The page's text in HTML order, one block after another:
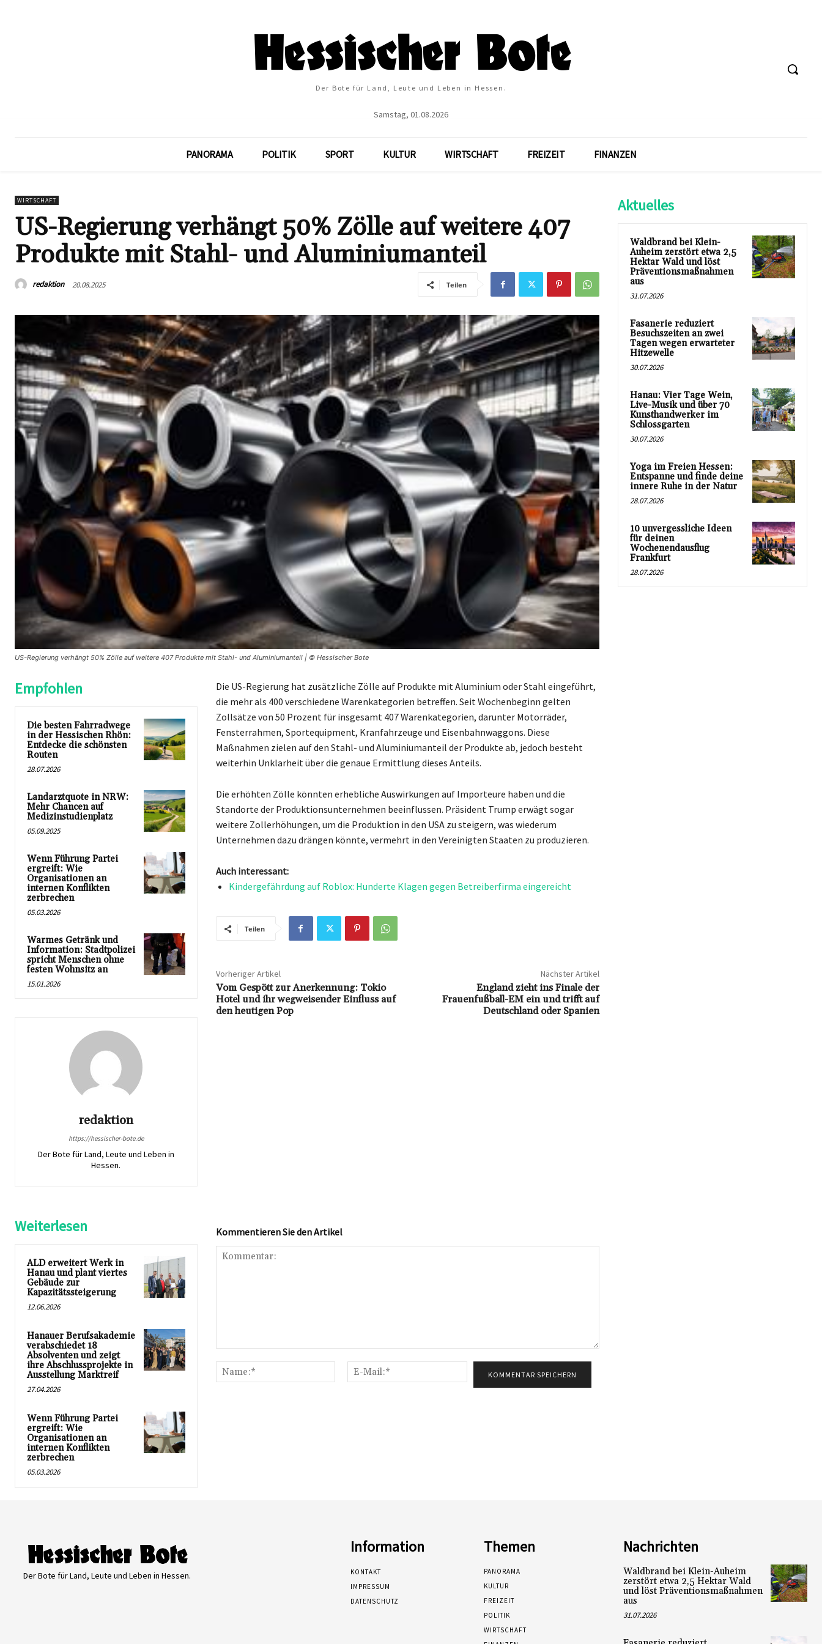
Der Bote für Land, Leute und Leben in Hessen.
Samstag, 01.08.2026
PANORAMA POLITIK SPORT KULTUR WIRTSCHAFT FREIZEIT FINANZEN
WIRTSCHAFT
US-Regierung verhängt 50% Zölle auf weitere 407
Produkte mit Stahl- und Aluminiumanteil
redaktion 20.08.2025 Teilen
US-Regierung verhängt 50% Zölle auf weitere 407 Produkte mit Stahl- und Aluminiumanteil | © Hessischer Bote
Empfohlen
Die besten Fahrradwege
in der Hessischen Rhön:
Entdecke die schönsten
Routen
28.07.2026
Landarztquote in NRW:
Mehr Chancen auf
Medizinstudienplatz
05.09.2025
Wenn Führung Partei
ergreift: Wie
Organisationen an
internen Konflikten
zerbrechen
05.03.2026
Warmes Getränk und
Information: Stadtpolizei
spricht Menschen ohne
festen Wohnsitz an
15.01.2026
redaktion
https://hessischer-bote.de
Der Bote für Land, Leute und Leben in
Hessen.
Die US-Regierung hat zusätzliche Zölle auf Produkte mit Aluminium oder Stahl eingeführt,
die mehr als 400 verschiedene Warenkategorien betreffen. Seit Wochenbeginn gelten
Zollsätze von 50 Prozent für insgesamt 407 Warenkategorien, darunter Motorräder,
Fensterrahmen, Sportequipment, Kranfahrzeuge und Eisenbahnwaggons. Diese
Maßnahmen zielen auf den Stahl- und Aluminiumanteil der Produkte ab, jedoch besteht
weiterhin Unklarheit über die genaue Ermittlung dieses Anteils.
Die erhöhten Zölle könnten erhebliche Auswirkungen auf Importeure haben und die
Standorte der Produktionsunternehmen beeinflussen. Präsident Trump erwägt sogar
weitere Zollerhöhungen, um die Produktion in den USA zu steigern, was wiederum
Unternehmen dazu drängen könnte, vermehrt in den Vereinigten Staaten zu produzieren.
Auch interessant:
Kindergefährdung auf Roblox: Hunderte Klagen gegen Betreiberfirma eingereicht
Teilen
Vorheriger Artikel
Vom Gespött zur Anerkennung: Tokio
Hotel und ihr wegweisender Einfluss auf
den heutigen Pop
Nächster Artikel
England zieht ins Finale der
Frauenfußball-EM ein und trifft auf
Deutschland oder Spanien
Weiterlesen
ALD erweitert Werk in
Hanau und plant viertes
Gebäude zur
Kapazitätssteigerung
12.06.2026
Hanauer Berufsakademie
verabschiedet 18
Absolventen und zeigt
ihre Abschlussprojekte in
Ausstellung Marktreif
27.04.2026
Wenn Führung Partei
ergreift: Wie
Organisationen an
internen Konflikten
zerbrechen
05.03.2026
Kommentieren Sie den Artikel
Name:*
Mail:*
Aktuelles
Waldbrand bei Klein-
Auheim zerstört etwa 2,5
Hektar Wald und löst
Präventionsmaßnahmen
aus
31.07.2026
Fasanerie reduziert
Besuchszeiten an zwei
Tagen wegen erwarteter
Hitzewelle
30.07.2026
Hanau: Vier Tage Wein,
Live-Musik und über 70
Kunsthandwerker im
Schlossgarten
30.07.2026
Yoga im Freien Hessen:
Entspanne und finde deine
innere Ruhe in der Natur
28.07.2026
10 unvergessliche Ideen
für deinen
Wochenendausflug
Frankfurt
28.07.2026
Der Bote für Land, Leute und Leben in Hessen.
Information
KONTAKT
IMPRESSUM
DATENSCHUTZ
Themen
PANORAMA
KULTUR
FREIZEIT
POLITIK
WIRTSCHAFT
Nachrichten
Waldbrand bei Klein-Auheim
zerstört etwa 2,5 Hektar Wald
und löst Präventionsmaßnahmen
aus
31.07.2026